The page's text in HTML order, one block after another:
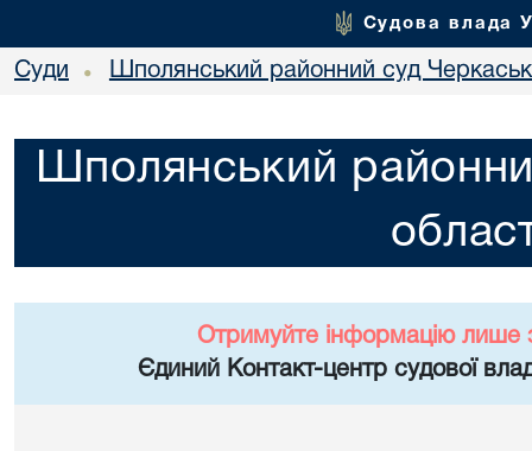
Судова влада
Суди • Шполянський районний суд
Шполянський
Отримуйте інформацію лише
Єдиний Контакт-центр судової